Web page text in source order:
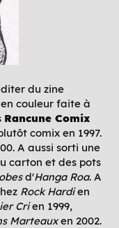
du zine
couleur faite à
Rancune Comix
comix en 1997.
A aussi sorti une
carton et des pots
d'Hanga Roa. A
Rock Hardien
Crien 1999,
Marteauxen 2002.